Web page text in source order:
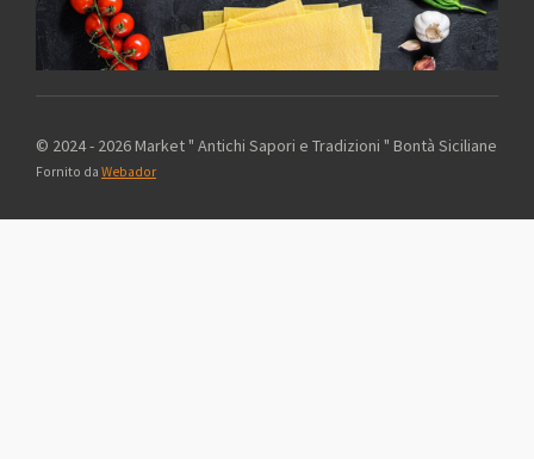
© 2024 - 2026 Market " Antichi Sapori e Tradizioni " Bontà Siciliane
Fornito da Webador